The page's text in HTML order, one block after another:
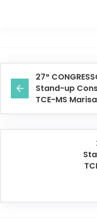
27°
Stand-up
TCE-MS